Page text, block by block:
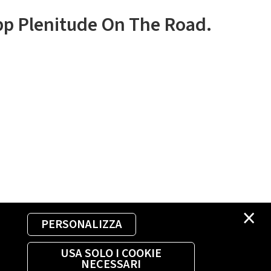
×
PERSONALIZZA
USA SOLO I COOKIE
NECESSARI
Plenitude On The Road.